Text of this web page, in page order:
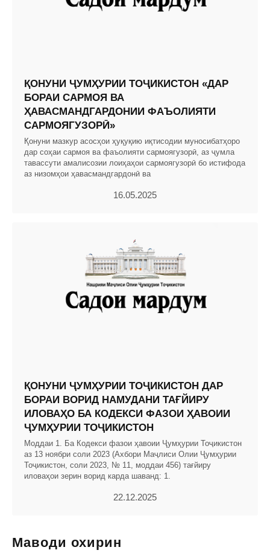
ҚОНУНИ ҶУМҲУРИИ ТОҶИКИСТОН «ДАР
БОРАИ САРМОЯ ВА
ҲАВАСМАНДГАРДОНИИ ФАЪОЛИЯТИ
САРМОЯГУЗОРӢ»
Қонуни мазкур асосҳои ҳуқуқию иқтисодии муносибатҳоро
дар соҳаи сармоя ва фаъолияти сармоягузорӣ, аз ҷумла
тавассути амалисозии лоиҳаҳои сармоягузорӣ бо истифода
аз низомҳои ҳавасмандгардонӣ ва
16.05.2025
ҚОНУНИ ҶУМҲУРИИ ТОҶИКИСТОН ДАР
БОРАИ ВОРИД НАМУДАНИ ТАҒЙИРУ
ИЛОВАҲО БА КОДЕКСИ ФАЗОИ ҲАВОИИ
ҶУМҲУРИИ ТОҶИКИСТОН
Моддаи 1. Ба Кодекси фазои ҳавоии Ҷумҳурии Тоҷикистон
аз 13 ноябри соли 2023 (Ахбори Маҷлиси Олии Ҷумҳурии
Тоҷикистон, соли 2023, № 11, моддаи 456) тағйиру
иловаҳои зерин ворид карда шаванд: 1.
22.12.2025
Маводи охирин